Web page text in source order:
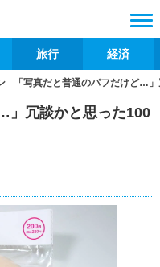
旅行 経済
「写真だと普通のパフだけど…
」冗談かと思った100